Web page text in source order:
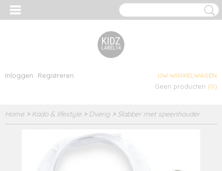
Inloggen Registreren
UW WINKELWAGEN
Geen producten (0)
Home > Kado & lifestyle > Overig > Slabber met speenhouder